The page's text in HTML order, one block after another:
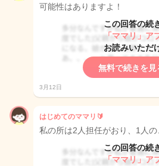
可能性はありますよ！
この回答の続
「ママリ」ア
お読みいただ
無料で続きを見
3月12日
はじめてのママリ🔰
私の所は2人担任がおり、1人の
この回答の続
「ママリ」ア